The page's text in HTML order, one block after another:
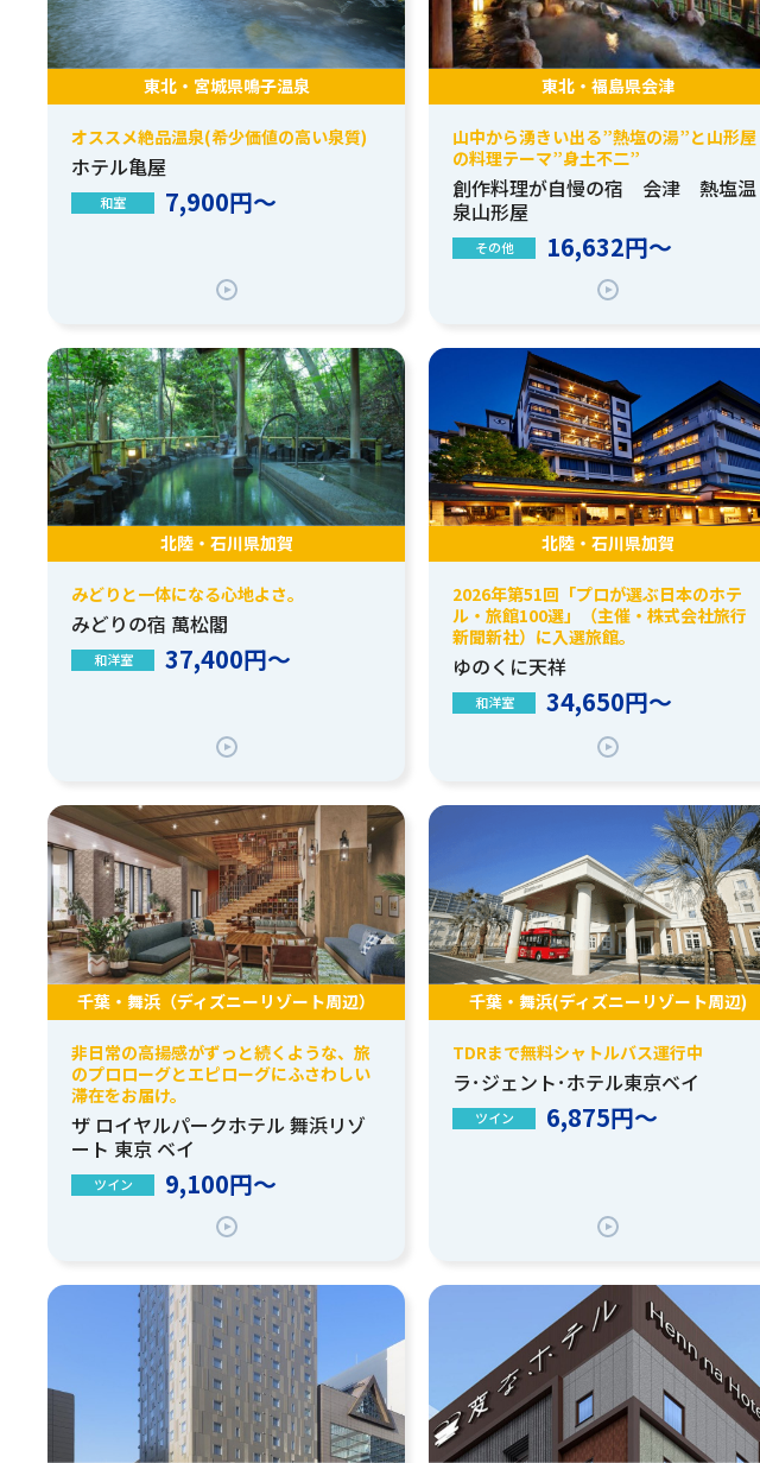
東北・宮城県鳴子温泉
オススメ絶品温泉(希少価値の高い泉質)
ホテル亀屋
和室 7,900円～
東北・福島県会津
山中から湧きい出る”熱塩の湯”と山形屋
の料理テーマ”身土不二”
創作料理が自慢の宿 会津 熱塩温
泉山形屋
その他 16,632円～
北陸・石川県加賀
みどりと一体になる心地よさ。
みどりの宿 萬松閣
和洋室 37,400円～
北陸・石川県加賀
2026年第51回「プロが選ぶ日本のホテ
ル・旅館100選」（主催・株式会社旅行
新聞新社）に入選旅館。
ゆのくに天祥
和洋室 34,650円～
千葉・舞浜（ディズニーリゾート周辺）
非日常の高揚感がずっと続くような、旅
のプロローグとエピローグにふさわしい
滞在をお届け。
ザ ロイヤルパークホテル 舞浜リゾ
ート 東京 ベイ
ツイン 9,100円～
千葉・舞浜(ディズニーリゾート周辺)
TDRまで無料シャトルバス運行中
ラ･ジェント･ホテル東京ベイ
ツイン 6,875円～